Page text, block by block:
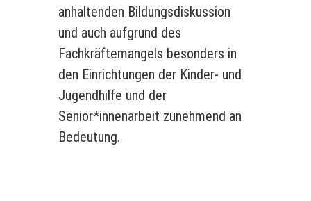
anhaltenden Bildungsdiskussion
und auch aufgrund des
Fachkräftemangels besonders in
den Einrichtungen der Kinder- und
Jugendhilfe und der
Senior*innenarbeit zunehmend an
Bedeutung.